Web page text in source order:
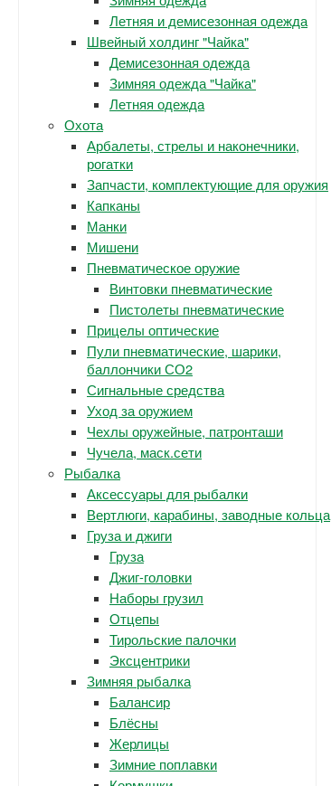
Летняя и демисезонная одежда
Швейный холдинг "Чайка"
Демисезонная одежда
Зимняя одежда "Чайка"
Летняя одежда
Охота
Арбалеты, стрелы и наконечники,
рогатки
Запчасти, комплектующие для оружия
Капканы
Манки
Мишени
Пневматическое оружие
Винтовки пневматические
Пистолеты пневматические
Прицелы оптические
Пули пневматические, шарики,
баллончики СО2
Сигнальные средства
Уход за оружием
Чехлы оружейные, патронташи
Чучела, маск.сети
Рыбалка
Аксессуары для рыбалки
Вертлюги, карабины, заводные кольца
Груза и джиги
Груза
Джиг-головки
Наборы грузил
Отцепы
Тирольские палочки
Эксцентрики
Зимняя рыбалка
Балансир
Блёсны
Жерлицы
Зимние поплавки